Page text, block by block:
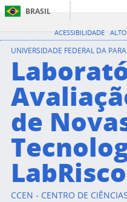
ACESSIBILIDADE
BRASIL
UNIVERSIDADE FEDERAL DA
de
LabRisco
CCEN - CENTRO DE